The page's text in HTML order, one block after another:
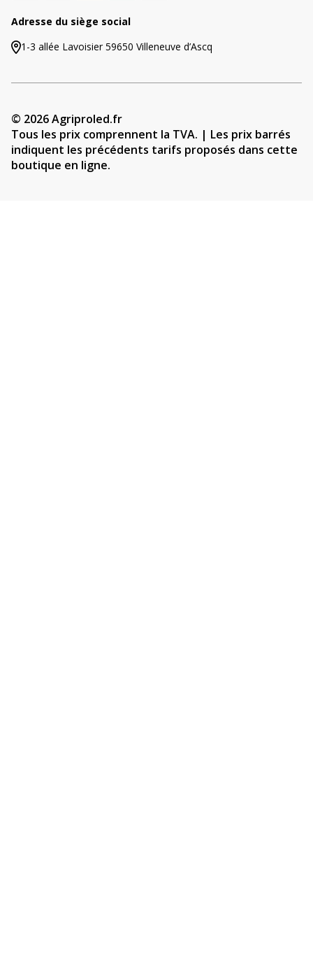
Adresse du siège social
1-3 allée Lavoisier 59650 Villeneuve d’Ascq
© 2026 Agriproled.fr
Tous les prix comprennent la TVA. | Les prix barrés
indiquent les précédents tarifs proposés dans cette
boutique en ligne.